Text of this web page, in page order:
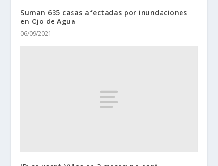
Suman 635 casas afectadas por inundaciones
en Ojo de Agua
06/09/2021